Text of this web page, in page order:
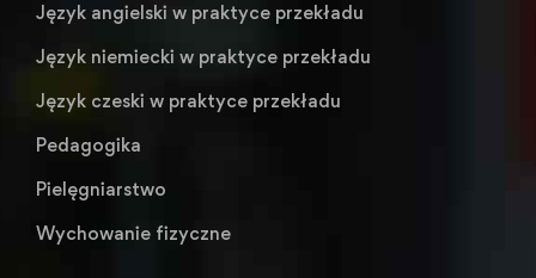
Język angielski w praktyce przekładu
Język niemiecki w praktyce przekładu
Język czeski w praktyce przekładu
Pedagogika
Pielęgniarstwo
Wychowanie fizyczne